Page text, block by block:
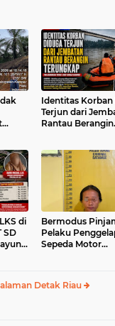
Identitas Korban
Terjun dari
Rantau Berangin
Sungai Kampar
di
SD
Bermodus
Pelaku
Sepeda Motor
Detak Riau